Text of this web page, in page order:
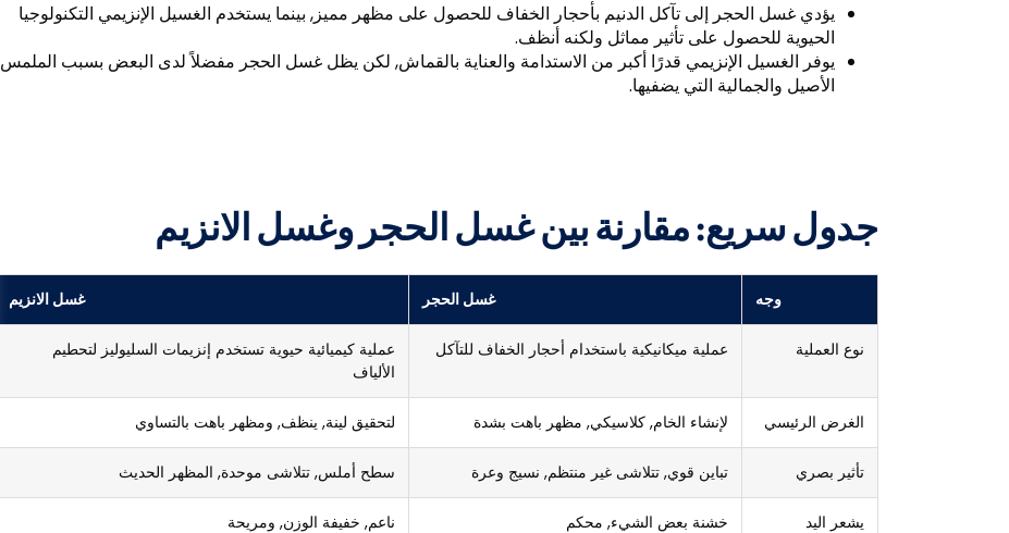
يؤدي غسل الحجر إلى تآكل الدنيم بأحجار الخفاف للحصول على مظهر مميز, بينما يستخدم الغسيل الإنزيمي التكنولوجيا
الحيوية للحصول على تأثير مماثل ولكنه أنظف.
يوفر الغسيل الإنزيمي قدرًا أكبر من الاستدامة والعناية بالقماش, لكن يظل غسل الحجر مفضلاً لدى البعض بسبب الملمس
الأصيل والجمالية التي يضفيها.
جدول سريع: مقارنة بين غسل الحجر وغسل الانزيم
وجه غسل الحجر غسل الانزيم
نوع العملية عملية ميكانيكية باستخدام أحجار الخفاف للتآكل
عملية كيميائية حيوية تستخدم إنزيمات السليوليز لتحطيم
الألياف
الغرض الرئيسي لإنشاء الخام, كلاسيكي, مظهر باهت بشدة لتحقيق لينة, ينظف, ومظهر باهت بالتساوي
تأثير بصري تباين قوي, تتلاشى غير منتظم, نسيج وعرة سطح أملس, تتلاشى موحدة, المظهر الحديث
يشعر اليد خشنة بعض الشيء, محكم ناعم, خفيفة الوزن, ومريحة